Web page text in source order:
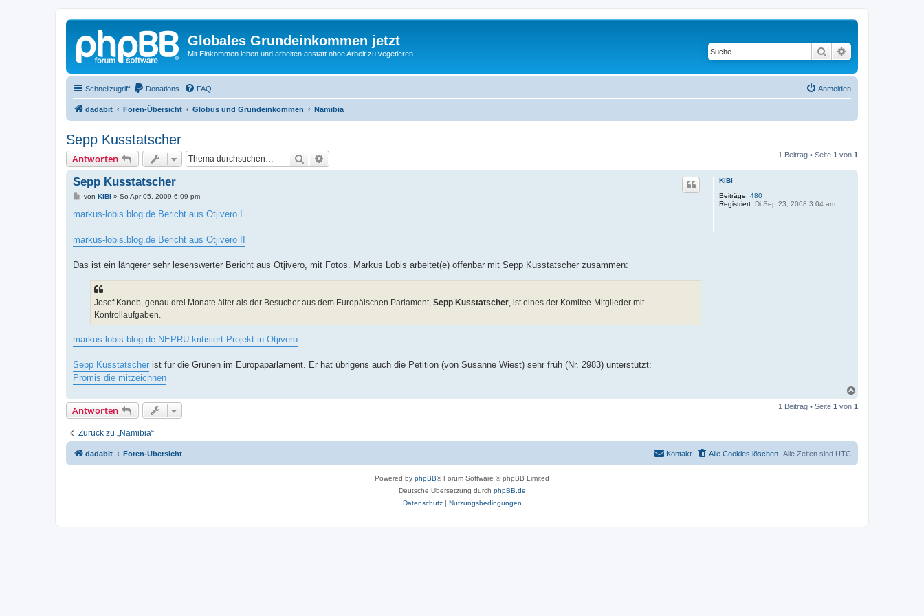
Globales Grundeinkommen jetzt
Mit Einkommen leben und arbeiten anstatt ohne Arbeit zu vegetieren Suche
Schnellzugriff Donations FAQ Anmelden
dadabit Foren-Übersicht Globus und Grundeinkommen Namibia
Sepp Kusstatscher
Antworten Suche 1 Beitrag • Seite 1 von 1
KlBi
Beiträge: 480
Registriert: Di Sep 23, 2008 3:04 am
Sepp Kusstatscher
B
i
t
a
g
von KlBi » So Apr 05, 2009 6:09 pm
markus-lobis.blog.de Bericht aus Otjivero I
markus-lobis.blog.de Bericht aus Otjivero II
Das ist ein längerer sehr lesenswerter Bericht aus Otjivero, mit Fotos. Markus Lobis arbeitet(e) offenbar mit Sepp Kusstatscher zusammen:
Josef Kaneb, genau drei Monate älter als der Besucher aus dem Europäischen Parlament, Sepp Kusstatscher, ist eines der Komitee-Mitglieder mit
Kontrollaufgaben.
markus-lobis.blog.de NEPRU kritisiert Projekt in Otjivero
Sepp Kusstatscher ist für die Grünen im Europaparlament. Er hat übrigens auch die Petition (von Susanne Wiest) sehr früh (Nr. 2983) unterstützt:
Promis die mitzeichnen
c
e
Antworten 1 Beitrag • Seite 1 von 1
Zurück zu „Namibia“
dadabit Foren-Übersicht Alle Zeiten sind UTC
Alle Cookies löschen
Kontakt
Powered by phpBB® Forum Software © phpBB Limited
Deutsche Übersetzung durch phpBB.de
Datenschutz| Nutzungsbedingungen